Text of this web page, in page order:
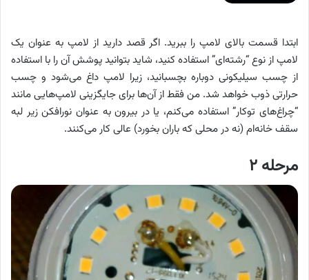
ابتدا قسمت بالای لامپ را ببرید. اگر قصد دارید از لامپ به عنوان یک
لامپ از نوع “رشته‌ای” استفاده کنید، شاید بتوانید پوشش آن را با استفاده
از چسب سیلیکونی دوباره بچسبانید، زیرا لامپ داغ می‌شود و چسب
حرارتی ذوب خواهد شد. من فقط از آن‌ها برای جایگزینی لامپ‌هایی مانند
“چراغ‌های توکار” استفاده می‌کنم، یا در بیرون به عنوان نورافکن زیر لبه
سقف خانه‌ام (نه در محلی که باران بخورد) عالی کار می‌کنند.
مرحله ۲